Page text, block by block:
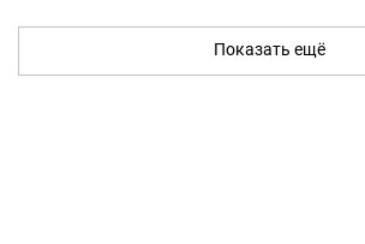
Показать ещё